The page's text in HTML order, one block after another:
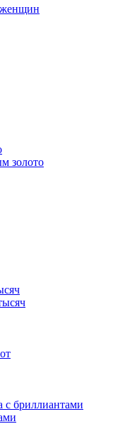
золото
с бриллиантами